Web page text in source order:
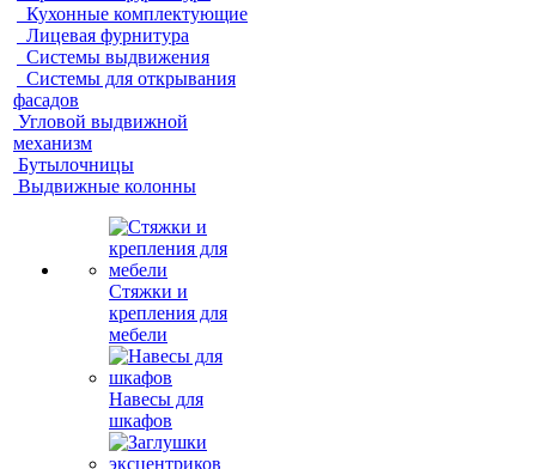
Кухонные комплектующие
Лицевая фурнитура
Системы выдвижения
Системы для открывания
фасадов
Угловой выдвижной
механизм
Бутылочницы
Выдвижные колонны
Стяжки и
крепления для
мебели
Навесы для
шкафов